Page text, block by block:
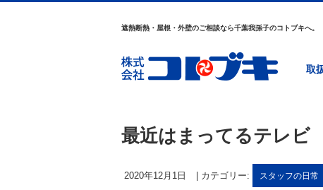
遮熱断熱・屋根・外壁のご相談なら千葉我孫子のコトブキへ。
取
最近はまってるテレビ
2020年12月1日 カテゴリー: スタッフの日常